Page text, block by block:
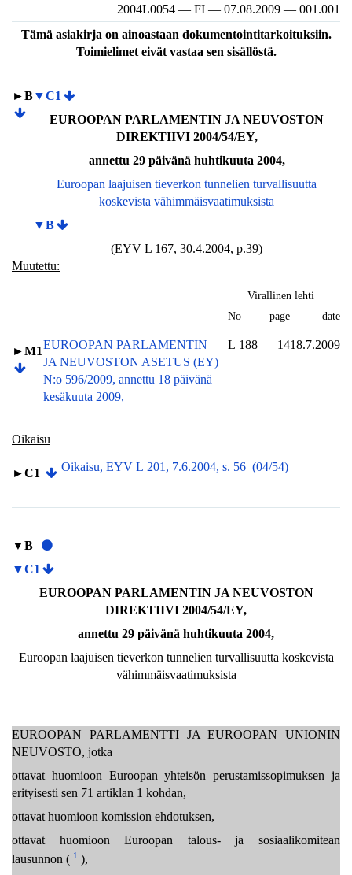
2004L0054 — FI — 07.08.2009 — 001.001
Tämä asiakirja on ainoastaan dokumentointitarkoituksiin.
Toimielimet eivät vastaa sen sisällöstä.
►B▼C1
EUROOPAN PARLAMENTIN JA NEUVOSTON
DIREKTIIVI 2004/54/EY,
annettu 29 päivänä huhtikuuta 2004,
Euroopan laajuisen tieverkon tunnelien turvallisuutta
koskevista vähimmäisvaatimuksista
▼B
(EYV L 167, 30.4.2004, p.39)
Muutettu:
Virallinen lehti
No
page date
►M1EUROOPAN PARLAMENTIN
JA NEUVOSTON ASETUS (EY)
N:o 596/2009, annettu 18 päivänä
kesäkuuta 2009,
L 188 1418.7.2009
Oikaisu
►C1 Oikaisu, EYV L 201, 7.6.2004, s. 56 (04/54)
▼B
▼C1
EUROOPAN PARLAMENTIN JA NEUVOSTON
DIREKTIIVI 2004/54/EY,
annettu 29 päivänä huhtikuuta 2004,
Euroopan laajuisen tieverkon tunnelien turvallisuutta koskevista
vähimmäisvaatimuksista
EUROOPAN PARLAMENTTI JA EUROOPAN UNIONIN
NEUVOSTO, jotka
ottavat huomioon Euroopan yhteisön perustamissopimuksen ja
erityisesti sen 71 artiklan 1 kohdan,
ottavat huomioon komission ehdotuksen,
ottavat huomioon Euroopan talous- ja sosiaalikomitean
lausunnon ( 1 ),